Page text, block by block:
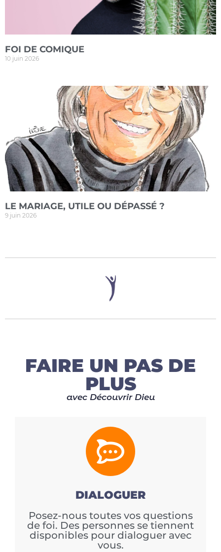
FOI DE COMIQUE
10 juin 2026
LE MARIAGE, UTILE OU DÉPASSÉ ?
9 juin 2026
FAIRE UN PAS DE
PLUS
avec Découvrir Dieu
DIALOGUER
Posez-nous toutes vos questions
de foi. Des personnes se tiennent
disponibles pour dialoguer avec
vous.